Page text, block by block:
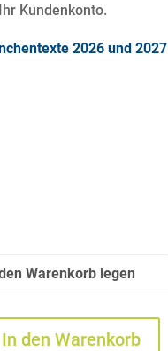
Kundenkonto.
2026 und 2027
Warenkorb legen
In den Warenkorb